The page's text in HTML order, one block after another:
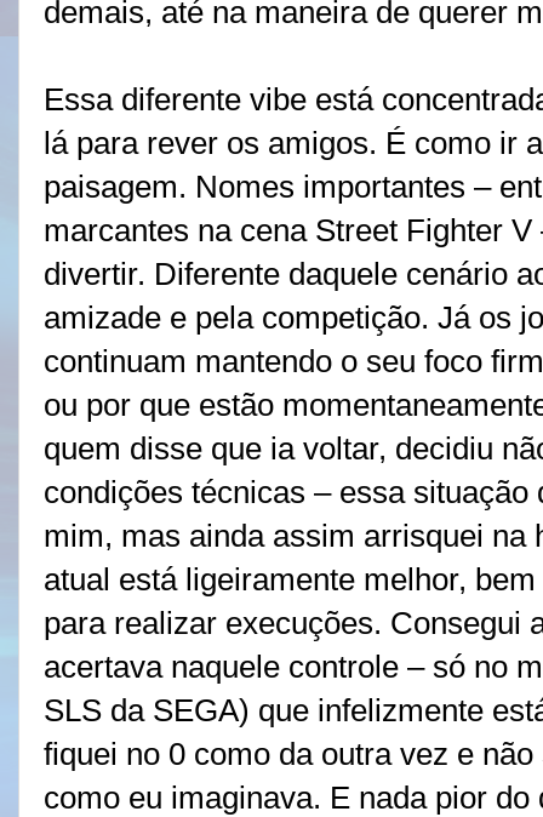
demais, até na maneira de querer
Essa diferente vibe está
lá para rever os amigos. É como ir
paisagem. Nomes importantes –
marcantes na cena Street Fighter
divertir. Diferente daquele cenário
amizade e pela competição. Já os
continuam mantendo o seu foco
ou por que estão
quem disse que ia voltar, decidiu
condições técnicas – essa
mim, mas ainda assim arrisquei na
atual está ligeiramente melhor,
para realizar execuções. Consegui
acertava naquele controle – só no
SLS da SEGA) que infelizmente
fiquei no 0 como da outra vez e
como eu imaginava. E nada pior